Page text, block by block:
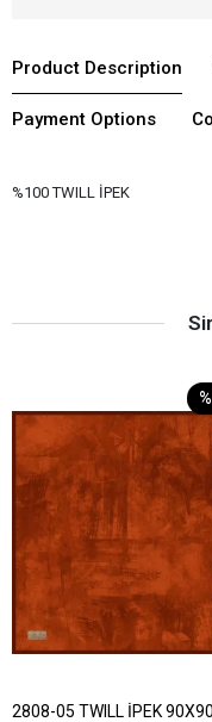
Product Description
Payment Options
%100 TWILL İPEK
2808-05 TWILL İPEK 90X90